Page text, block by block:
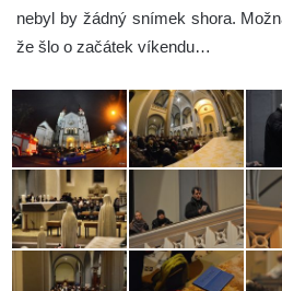
nebyl by žádný snímek shora.
že šlo o začátek víkendu…